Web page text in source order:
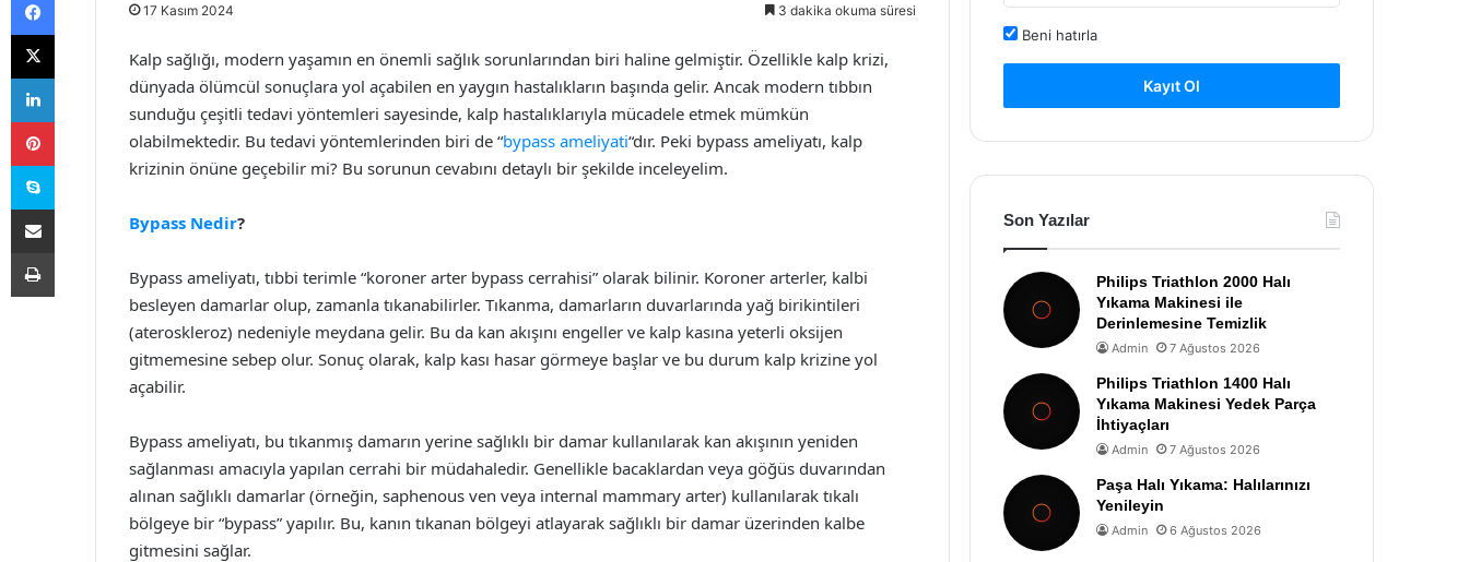
17 Kasım 2024 3 dakika okuma süresi
Kalp sağlığı, modern yaşamın en önemli sağlık sorunlarından biri haline gelmiştir. Özellikle kalp krizi,
dünyada ölümcül sonuçlara yol açabilen en yaygın hastalıkların başında gelir. Ancak modern tıbbın
sunduğu çeşitli tedavi yöntemleri sayesinde, kalp hastalıklarıyla mücadele etmek mümkün
olabilmektedir. Bu tedavi yöntemlerinden biri de “bypass ameliyati“dır. Peki bypass ameliyatı, kalp
krizinin önüne geçebilir mi? Bu sorunun cevabını detaylı bir şekilde inceleyelim.
Bypass Nedir?
Bypass ameliyatı, tıbbi terimle “koroner arter bypass cerrahisi” olarak bilinir. Koroner arterler, kalbi
besleyen damarlar olup, zamanla tıkanabilirler. Tıkanma, damarların duvarlarında yağ birikintileri
(ateroskleroz) nedeniyle meydana gelir. Bu da kan akışını engeller ve kalp kasına yeterli oksijen
gitmemesine sebep olur. Sonuç olarak, kalp kası hasar görmeye başlar ve bu durum kalp krizine yol
açabilir.
Bypass ameliyatı, bu tıkanmış damarın yerine sağlıklı bir damar kullanılarak kan akışının yeniden
sağlanması amacıyla yapılan cerrahi bir müdahaledir. Genellikle bacaklardan veya göğüs duvarından
alınan sağlıklı damarlar (örneğin, saphenous ven veya internal mammary arter) kullanılarak tıkalı
bölgeye bir “bypass” yapılır. Bu, kanın tıkanan bölgeyi atlayarak sağlıklı bir damar üzerinden kalbe
gitmesini sağlar.
Beni hatırla
Kayıt Ol
Son Yazılar
Philips Triathlon 2000 Halı
Yıkama Makinesi ile
Derinlemesine Temizlik
Admin 7 Ağustos 2026
Philips Triathlon 1400 Halı
Yıkama Makinesi Yedek Parça
İhtiyaçları
Admin 7 Ağustos 2026
Paşa Halı Yıkama: Halılarınızı
Yenileyin
Admin 6 Ağustos 2026
X
LinkedIn
Pinterest
Skype
E-Posta ile paylaş